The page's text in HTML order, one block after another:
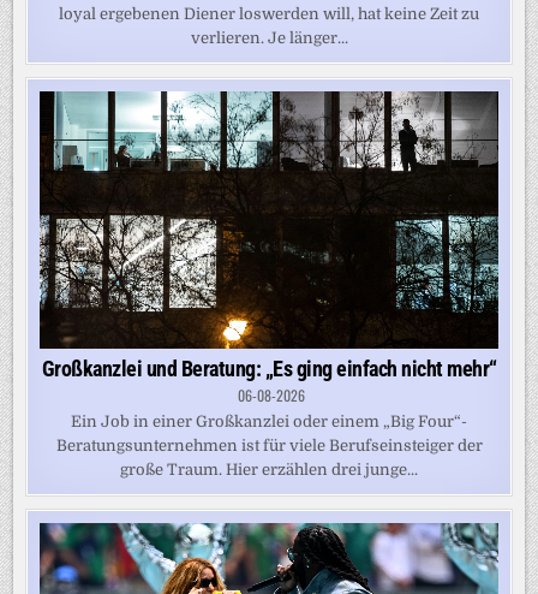
loyal ergebenen Diener loswerden will, hat keine Zeit zu
verlieren. Je länger...
Großkanzlei und Beratung: „Es ging einfach nicht mehr“
06-08-2026
Ein Job in einer Großkanzlei oder einem „Big Four“-
Beratungsunternehmen ist für viele Berufseinsteiger der
große Traum. Hier erzählen drei junge...